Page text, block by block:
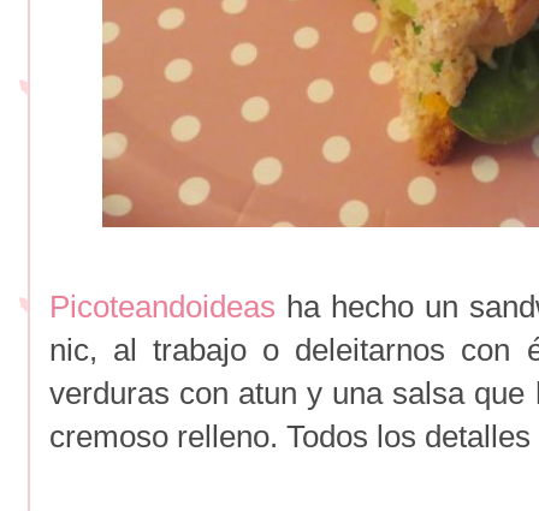
Picoteandoideas ha hecho un
nic, al trabajo o deleitarnos con
verduras con atun y una salsa
cremoso relleno. Todos los